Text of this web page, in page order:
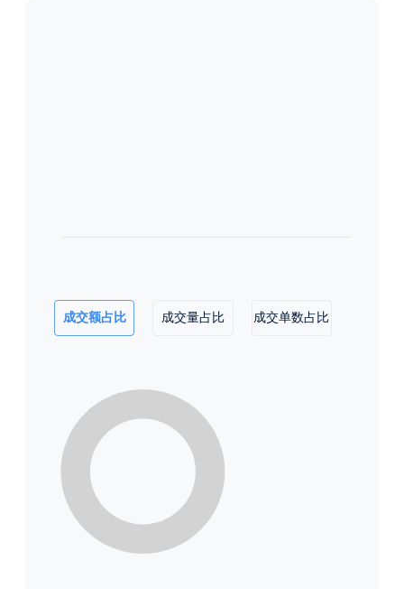
成交额占比 成交量占比 成交单数占比